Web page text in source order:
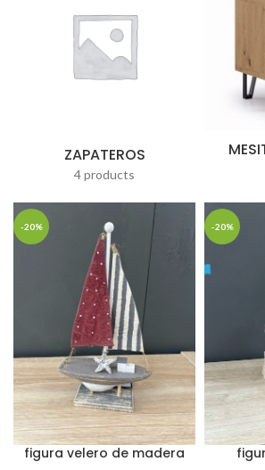
ZAPATEROS
4 products
-20%
figura velero de madera
-20%